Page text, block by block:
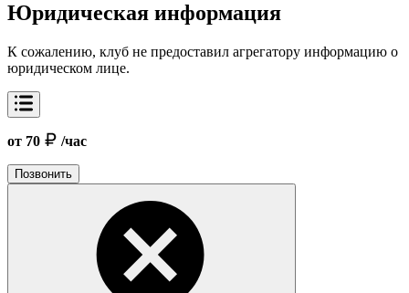
Юридическая информация
К сожалению, клуб не предоставил агрегатору информацию о
юридическом лице.
от 70 /час
Позвонить